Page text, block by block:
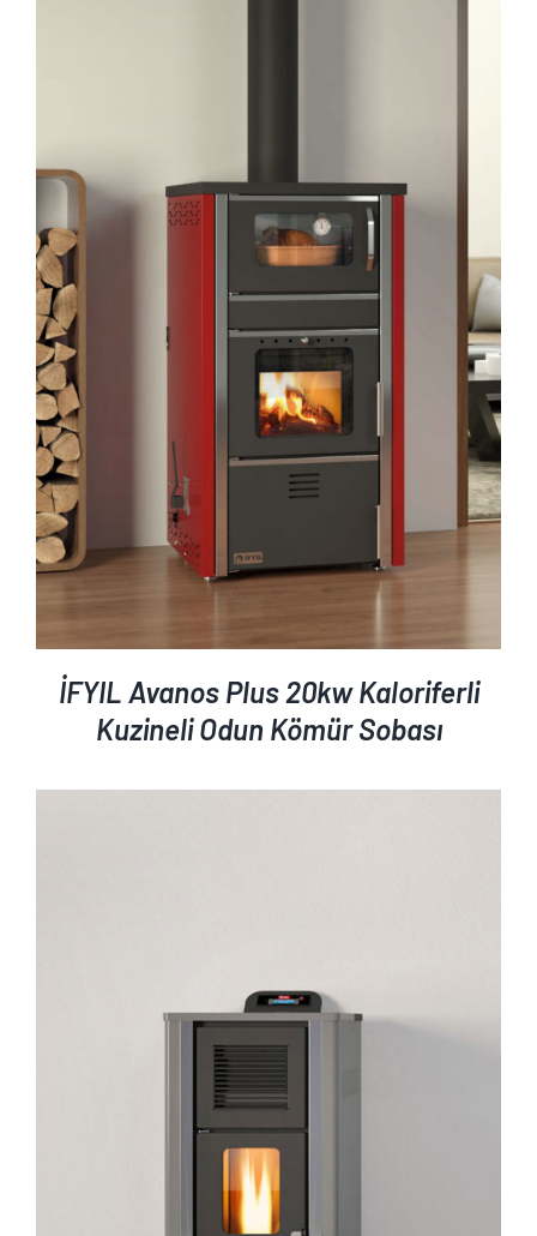
İFYIL Avanos Plus 20kw Kaloriferli
Kuzineli Odun Kömür Sobası
AYRINTILAR